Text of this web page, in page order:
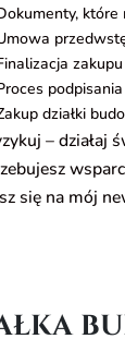
które
działki
– działaj
się na mój